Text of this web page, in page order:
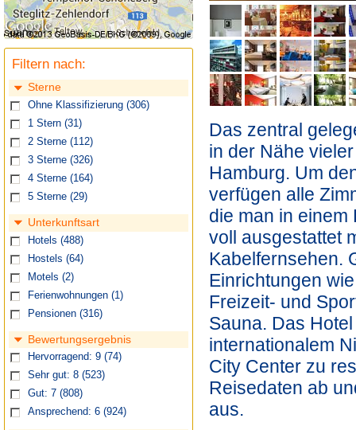
Filtern nach:
Sterne
Ohne Klassifizierung (306)
1 Stern (31)
2 Sterne (112)
3 Sterne (326)
4 Sterne (164)
5 Sterne (29)
Unterkunftsart
Hotels (488)
Hostels (64)
Motels (2)
Ferienwohnungen (1)
Pensionen (316)
Bewertungsergebnis
Hervorragend: 9 (74)
Sehr gut: 8 (523)
Gut: 7 (808)
Ansprechend: 6 (924)
Das zentral
in der Nähe
Hamburg. Um
verfügen alle
die man in einem
voll ausgestattet
Kabelfernsehen.
Einrichtungen
Freizeit- und
Sauna. Das
internationalem
City Center zu
Reisedaten ab
aus.